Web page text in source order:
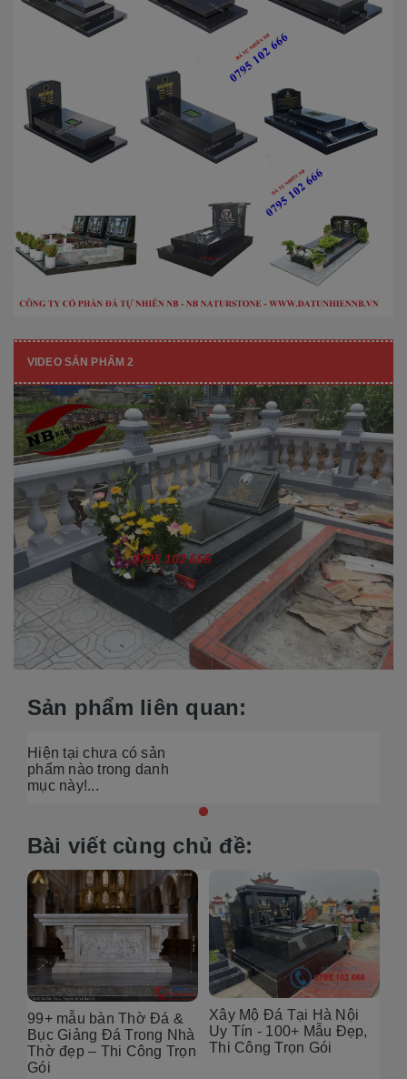
VIDEO SẢN PHẨM 2
Sản phẩm liên quan:
Hiện tại chưa có sản
phẩm nào trong danh
mục này!...
Bài viết cùng chủ đề:
99+ mẫu bàn Thờ Đá &
Bục Giảng Đá Trong Nhà
Thờ đẹp – Thi Công Trọn
Gói
Xây Mộ Đá Tại Hà Nội
Uy Tín - 100+ Mẫu Đẹp,
Thi Công Trọn Gói